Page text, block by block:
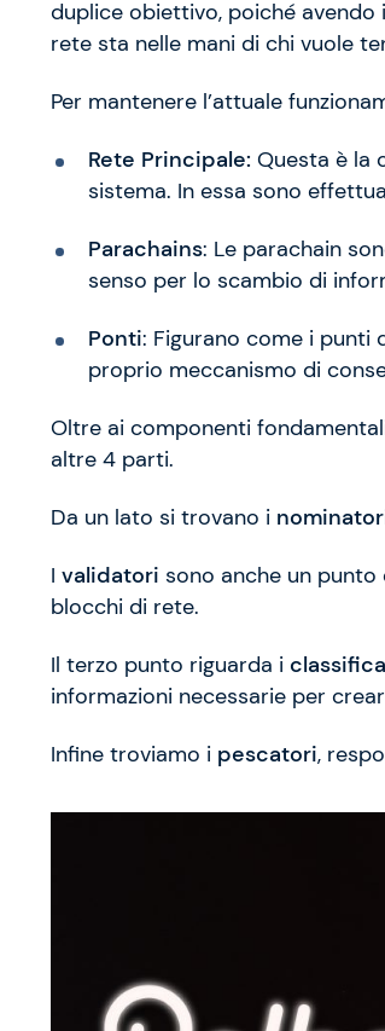
duplice obiettivo, poiché
rete sta nelle mani di chi vuole
Per mantenere l’attuale
Rete Principale: Questa è la
sistema. In essa sono
Parachains: Le parachain
senso per lo scambio di
Ponti: Figurano come i punti
proprio meccanismo di
Oltre ai componenti
altre 4 parti.
Da un lato si trovano i
I validatori sono anche un punto
blocchi di rete.
Il terzo punto riguarda i
informazioni necessarie per
Infine troviamo i pescatori,